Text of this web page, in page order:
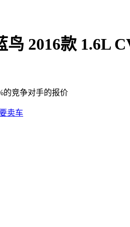
鸟 2016款 1.6L
的竞争对手的报价
卖车